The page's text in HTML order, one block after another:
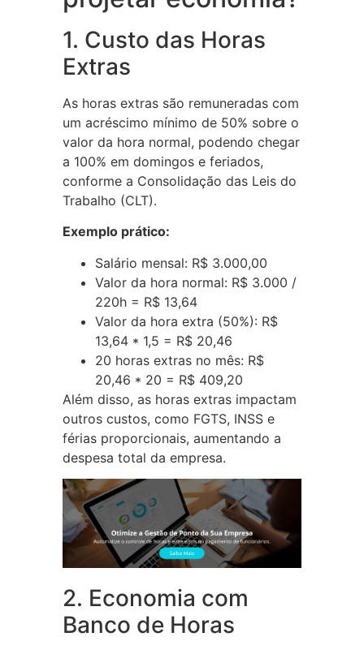
1. Custo das Horas
Extras
As horas extras são remuneradas com
um acréscimo mínimo de 50% sobre o
valor da hora normal, podendo chegar
a 100% em domingos e feriados,
conforme a Consolidação das Leis do
Trabalho (CLT).
Exemplo prático:
Salário mensal: R$ 3.000,00
Valor da hora normal: R$ 3.000 /
220h = R$ 13,64
Valor da hora extra (50%): R$
13,64 * 1,5 = R$ 20,46
20 horas extras no mês: R$
20,46 * 20 = R$ 409,20
Além disso, as horas extras impactam
outros custos, como FGTS, INSS e
férias proporcionais, aumentando a
despesa total da empresa.
2. Economia com
Banco de Horas